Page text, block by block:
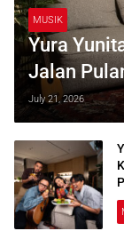
MUSIK
Yura
Jalan
July 21, 2026